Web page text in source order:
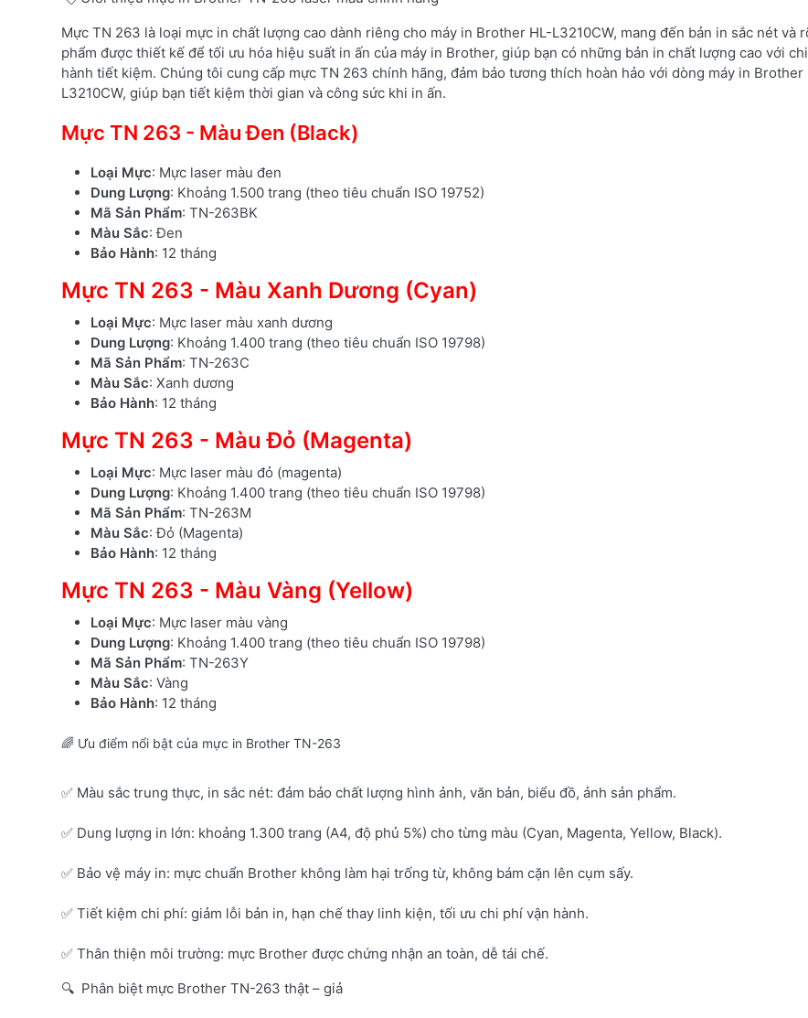
Mực TN 263 là loại mực in chất lượng cao dành riêng cho máy in Brother HL-L3210CW, mang đến bản in sắc nét và
phẩm được thiết kế để tối ưu hóa hiệu suất in ấn của máy in Brother, giúp bạn có những bản in chất lượng cao với
hành tiết kiệm. Chúng tôi cung cấp mực TN 263 chính hãng, đảm bảo tương thích hoàn hảo với dòng máy in Brother
L3210CW, giúp bạn tiết kiệm thời gian và công sức khi in ấn.
Mực TN 263 - Màu Đen (Black)
Loại Mực: Mực laser màu đen
Dung Lượng: Khoảng 1.500 trang (theo tiêu chuẩn ISO 19752)
Mã Sản Phẩm: TN-263BK
Màu Sắc: Đen
Bảo Hành: 12 tháng
Mực TN 263 - Màu Xanh Dương (Cyan)
Loại Mực: Mực laser màu xanh dương
Dung Lượng: Khoảng 1.400 trang (theo tiêu chuẩn ISO 19798)
Mã Sản Phẩm: TN-263C
Màu Sắc: Xanh dương
Bảo Hành: 12 tháng
Mực TN 263 - Màu Đỏ (Magenta)
Loại Mực: Mực laser màu đỏ (magenta)
Dung Lượng: Khoảng 1.400 trang (theo tiêu chuẩn ISO 19798)
Mã Sản Phẩm: TN-263M
Màu Sắc: Đỏ (Magenta)
Bảo Hành: 12 tháng
Mực TN 263 - Màu Vàng (Yellow)
Loại Mực: Mực laser màu vàng
Dung Lượng: Khoảng 1.400 trang (theo tiêu chuẩn ISO 19798)
Mã Sản Phẩm: TN-263Y
Màu Sắc: Vàng
Bảo Hành: 12 tháng
🌈 Ưu điểm nổi bật của mực in Brother TN-263
✅ Màu sắc trung thực, in sắc nét: đảm bảo chất lượng hình ảnh, văn bản, biểu đồ, ảnh sản phẩm.
✅ Dung lượng in lớn: khoảng 1.300 trang (A4, độ phủ 5%) cho từng màu (Cyan, Magenta, Yellow, Black).
✅ Bảo vệ máy in: mực chuẩn Brother không làm hại trống từ, không bám cặn lên cụm sấy.
✅ Tiết kiệm chi phí: giảm lỗi bản in, hạn chế thay linh kiện, tối ưu chi phí vận hành.
✅ Thân thiện môi trường: mực Brother được chứng nhận an toàn, dễ tái chế.
🔍 Phân biệt mực Brother TN-263 thật – giả